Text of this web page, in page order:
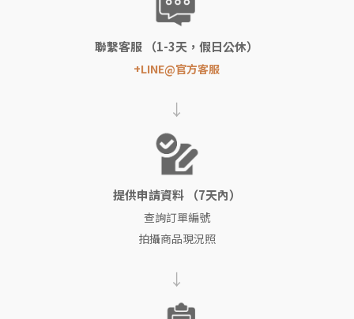
聯繫客服 （1-3天，假日公休）
+LINE@官方客服
→
提供申請資料 （7天內）
查詢訂單編號
拍攝商品現況照
→